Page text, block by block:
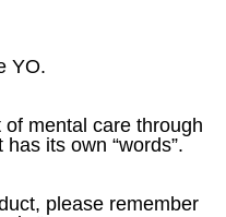
YO.
mental care through
its own “words”.
please remember